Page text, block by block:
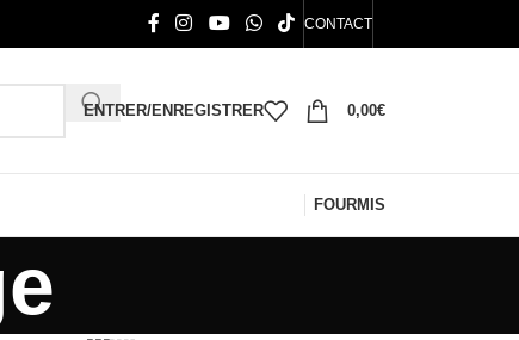
CONTACT
ENTRER/ENREGISTRER 0,00€
FOURMIS